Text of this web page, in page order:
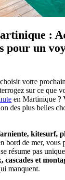
:
pour un
votre
sur ce que
en Martinique ?
des plus belles
kitesurf,
bord de mer, vous
résume pas
et
manquent.